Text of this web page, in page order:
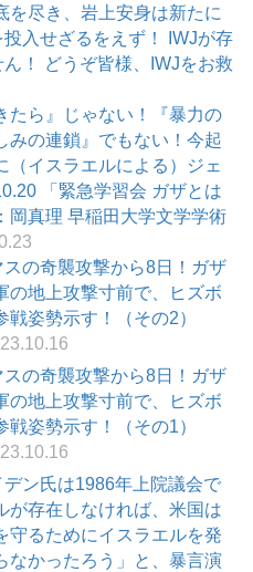
を尽き、岩上安身は新たに
入せざるをえず！ IWJが存
！ どうぞ皆様、IWJをお救
たら』じゃない！『暴力の
みの連鎖』でもない！今起
（イスラエルによる）ジェ
「緊急学習会 ガザとは
真理 早稲田大学文学学術
スの奇襲攻撃から8日！ガザ
の地上攻撃寸前で、ヒズボ
戦姿勢示す！（その2）
スの奇襲攻撃から8日！ガザ
の地上攻撃寸前で、ヒズボ
戦姿勢示す！（その1）
デン氏は1986年上院議会で
が存在しなければ、米国は
守るためにイスラエルを発
なかったろう」と、暴言演